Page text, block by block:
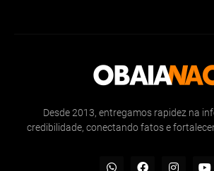
Desde 2013, entregamos rapidez na
credibilidade, conectando fatos e